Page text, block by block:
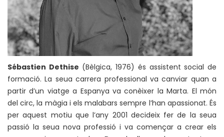
Sébastien Dethise (Bèlgica, 1976) és assistent social de
formació. La seua carrera professional va canviar quan a
partir d’un viatge a Espanya va conèixer la Marta. El món
del circ, la màgia i els malabars sempre l’han apassionat. És
per aquest motiu que l’any 2001 decideix fer de la seua
passió la seua nova professió i va començar a crear els